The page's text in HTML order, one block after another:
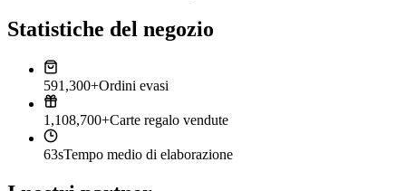
Statistiche del negozio
591,300+Ordini evasi
1,108,700+Carte regalo vendute
63sTempo medio di elaborazione